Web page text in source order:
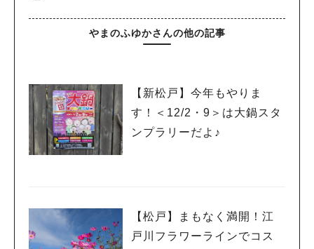
やまのふゆかさんの他の記事
【新松戸】今年もやりま
す！＜12/2・9＞は大鍋スタ
ンプラリーだよ♪
【松戸】まもなく満開！江
戸川フラワーラインでコス